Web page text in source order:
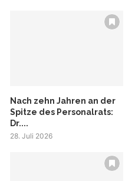
Nach zehn Jahren an der
Spitze des Personalrats:
Dr....
28. Juli 2026